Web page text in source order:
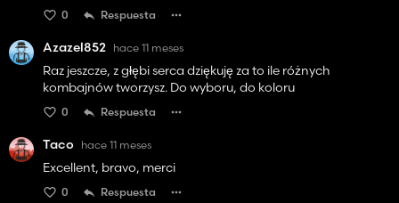
0 Respuesta
Azazel852 hace 11 meses
Raz jeszcze, z głębi serca dziękuję za to ile różnych
kombajnów tworzysz. Do wyboru, do koloru
0 Respuesta
Taco hace 11 meses
Excellent, bravo, merci
0 Respuesta